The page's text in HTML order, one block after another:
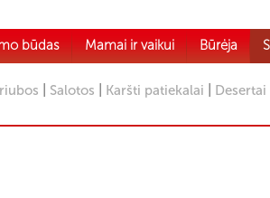
būdas Mamai ir vaikui Būrėja
Salotos Karšti patiekalai Desertai